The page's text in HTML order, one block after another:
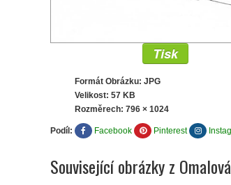
Tisk
Formát Obrázku: JPG
Velikost: 57 KB
Rozměrech: 796 × 1024
Podíl: Facebook Pinterest
Související obrázky z